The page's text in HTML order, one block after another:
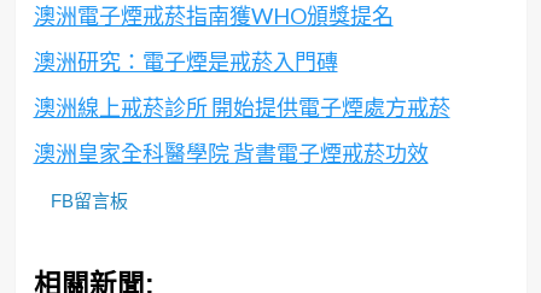
澳洲電子煙戒菸指南獲WHO頒獎提名
澳洲研究：電子煙是戒菸入門磚
澳洲線上戒菸診所 開始提供電子煙處方戒菸
澳洲皇家全科醫學院 背書電子煙戒菸功效
FB留言板
相關新聞: